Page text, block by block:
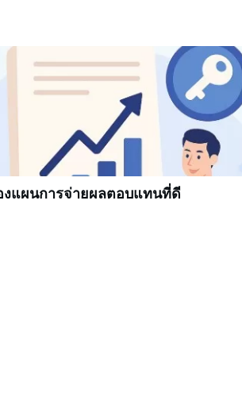
แผนการจ่ายผลตอบแทนที่ดี